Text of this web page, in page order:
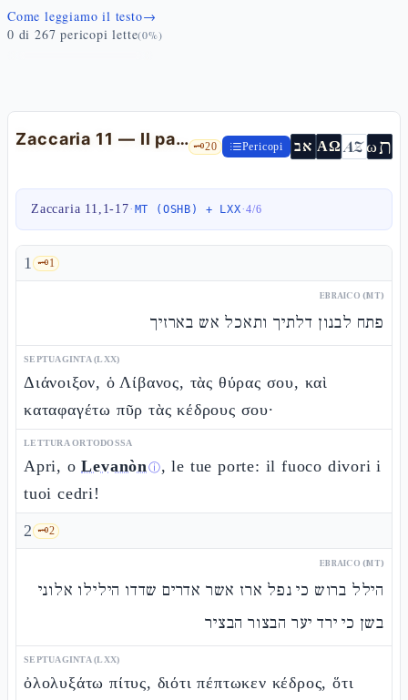
Come leggiamo il testo→
0 di 267 pericopi lette(0%)
Zaccaria 11 — Il pastore-segno, i trenta sicli e il pastore-nulla 🗝️20 Pericopi אב ΑΩ AZωת
Zaccaria 11,1-17· MT (OSHB) + LXX·4/6
1 🗝️1
EBRAICO (MT)
פתח לבנון דלתיך ותאכל אש בארזיך
SEPTUAGINTA (LXX)
Διάνοιξον, ὁ Λίβανος, τὰς θύρας σου, καὶ
καταφαγέτω πῦρ τὰς κέδρους σου·
LETTURA ORTODOSSA
Apri, oLevanònⓘ, le tue porte: il fuoco divori i
tuoi cedri!
2 🗝️2
EBRAICO (MT)
הילל ברוש כי נפל ארז אשר אדרים שדדו הילילו אלוני
בשן כי ירד יער הבצור הבציר
SEPTUAGINTA (LXX)
ὀλολυξάτω πίτυς, διότι πέπτωκεν κέδρος, ὅτι